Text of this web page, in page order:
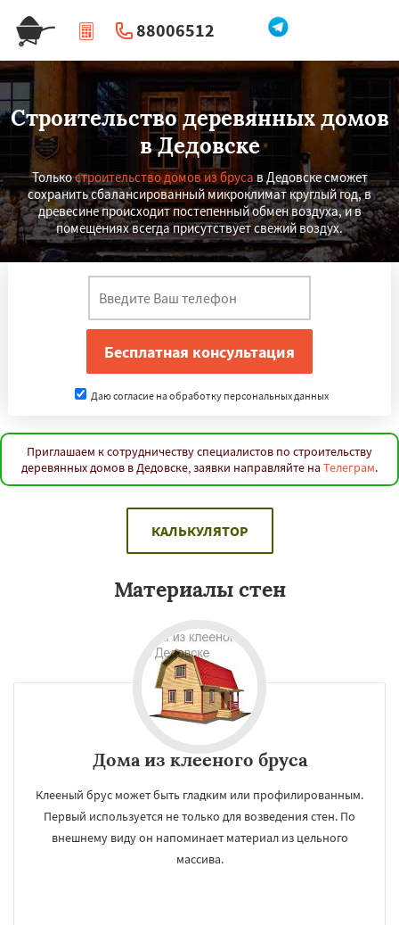
88006512
| Перезвоните мне
Строительство деревянных домов
в Дедовске
Толькостроительство домов из брусав Дедовске сможет
сохранить сбалансированный микроклимат круглый год, в
древесине происходит постепенный обмен воздуха, и в
помещениях всегда присутствует свежий воздух.
Даю согласие на обработку персональных данных
Приглашаем к сотрудничеству специалистов по строительству
деревянных домов в Дедовске, заявки направляйте на Телеграм.
КАЛЬКУЛЯТОР
Материалы стен
Дома из клееного бруса
Клееный брус может быть гладким или профилированным.
Первый используется не только для возведения стен. По
внешнему виду он напоминает материал из цельного
массива.